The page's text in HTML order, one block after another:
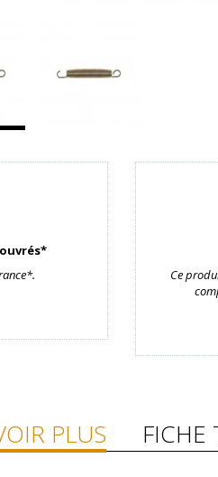
Ce
PLUS FICHE